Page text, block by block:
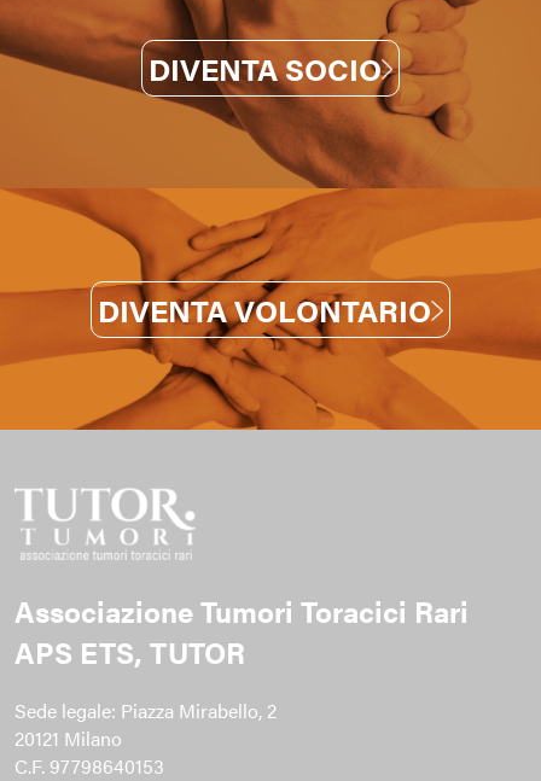
DIVENTA SOCIO
DIVENTA VOLONTARIO
Associazione Tumori Toracici Rari
APS ETS, TUTOR
Sede legale: Piazza Mirabello, 2
20121 Milano
C.F. 97798640153